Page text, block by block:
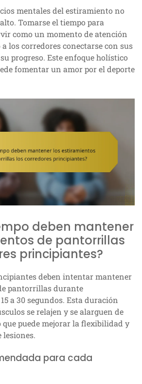
mentales del estiramiento no
Tomarse el tiempo para
como un momento de atención
los corredores conectarse con sus
progreso. Este enfoque holístico
fomentar un amor por el deporte
deben mantener
de pantorrillas
principiantes?
deben intentar mantener
pantorrillas durante
a 30 segundos. Esta duración
se relajen y se alarguen de
que puede mejorar la flexibilidad y
lesiones.
para cada